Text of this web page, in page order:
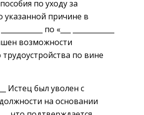
по уходу за
указанной причине в
по «___ ____________
возможности
по вине
Истец был уволен с
на основании